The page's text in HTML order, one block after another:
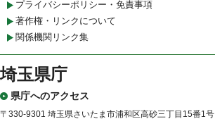
プライバシーポリシー・免責事項
著作権・リンクについて
関係機関リンク集
埼玉県庁
県庁へのアクセス
〒330-9301 埼玉県さいたま市浦和区高砂三丁目15番1号